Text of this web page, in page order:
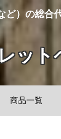
ど）の総合
ット
商品一覧